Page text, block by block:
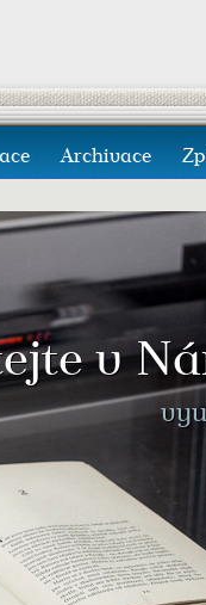
Archivace
v